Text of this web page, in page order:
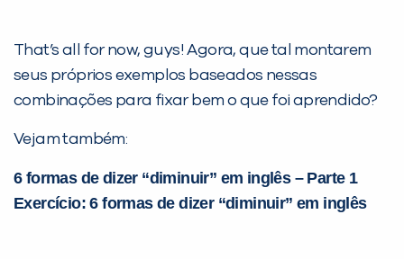
That’s all for now, guys! Agora, que tal montarem
seus próprios exemplos baseados nessas
combinações para fixar bem o que foi aprendido?
Vejam também:
6 formas de dizer “diminuir” em inglês – Parte 1
Exercício: 6 formas de dizer “diminuir” em inglês